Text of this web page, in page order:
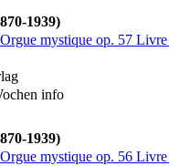
1939)
mystique op. 57
info
1939)
mystique op. 56